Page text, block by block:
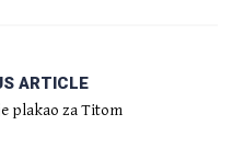
ARTICLE
plakao za Titom